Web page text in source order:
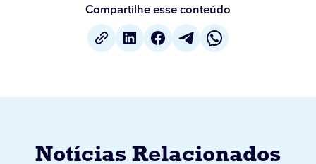
Compartilhe esse conteúdo
Notícias Relacionados